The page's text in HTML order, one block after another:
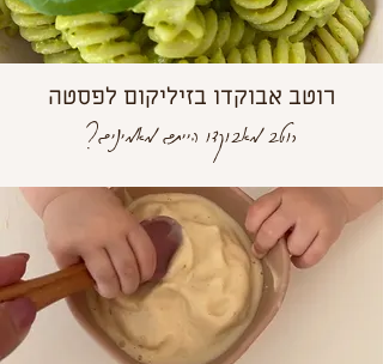
רוטב אבוקדו בזיליקום לפסטה
רוטב מאבוקדו הייתם מאמינים?